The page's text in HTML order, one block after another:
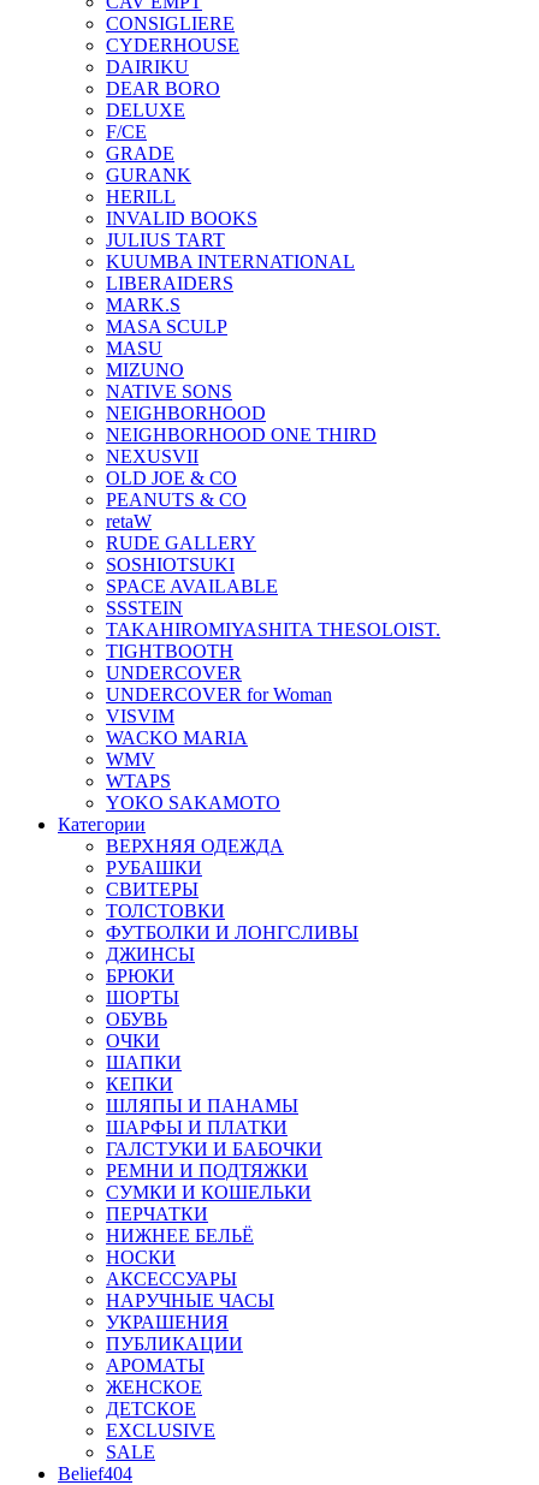
CONSIGLIERE
CYDERHOUSE
DAIRIKU
DEAR BORO
DELUXE
F/CE
GRADE
GURANK
HERILL
INVALID BOOKS
JULIUS TART
KUUMBA INTERNATIONAL
LIBERAIDERS
MARK.S
MASA SCULP
MASU
MIZUNO
NATIVE SONS
NEIGHBORHOOD
NEIGHBORHOOD ONE THIRD
NEXUSVII
OLD JOE & CO
PEANUTS & CO
retaW
RUDE GALLERY
SOSHIOTSUKI
SPACE AVAILABLE
SSSTEIN
TAKAHIROMIYASHITA THESOLOIST.
TIGHTBOOTH
UNDERCOVER
UNDERCOVER for Woman
VISVIM
WACKO MARIA
WMV
WTAPS
YOKO SAKAMOTO
Категории
ВЕРХНЯЯ ОДЕЖДА
РУБАШКИ
СВИТЕРЫ
ТОЛСТОВКИ
ФУТБОЛКИ И ЛОНГСЛИВЫ
ДЖИНСЫ
БРЮКИ
ШОРТЫ
ОБУВЬ
ОЧКИ
ШАПКИ
КЕПКИ
ШЛЯПЫ И ПАНАМЫ
ШАРФЫ И ПЛАТКИ
ГАЛСТУКИ И БАБОЧКИ
РЕМНИ И ПОДТЯЖКИ
СУМКИ И КОШЕЛЬКИ
ПЕРЧАТКИ
НИЖНЕЕ БЕЛЬЁ
НОСКИ
АКСЕССУАРЫ
НАРУЧНЫЕ ЧАСЫ
УКРАШЕНИЯ
ПУБЛИКАЦИИ
АРОМАТЫ
ЖЕНСКОЕ
ДЕТСКОЕ
EXCLUSIVE
SALE
Belief404